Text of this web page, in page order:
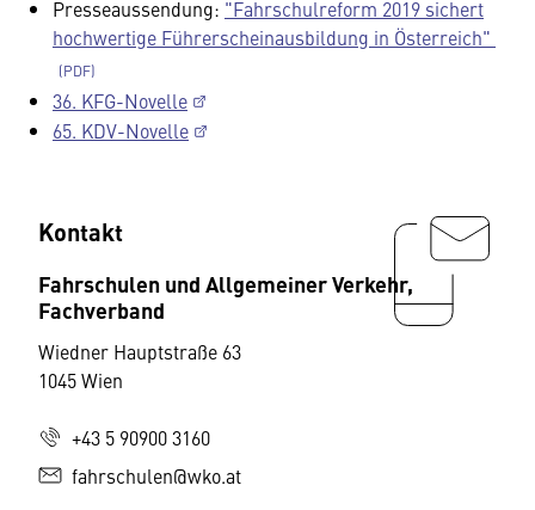
Presseaussendung: "Fahrschulreform 2019 sichert
hochwertige Führerscheinausbildung in Österreich"
36. KFG-Novelle
65. KDV-Novelle
Kontakt
Fahrschulen und Allgemeiner Verkehr,
Fachverband
Wiedner Hauptstraße 63
1045 Wien
+43 5 90900 3160
fahrschulen@wko.at